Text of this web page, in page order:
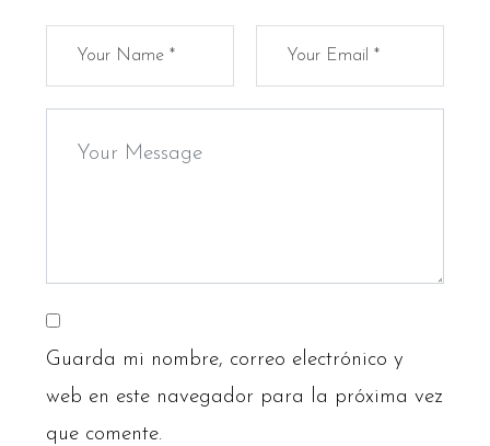
Guarda mi nombre, correo electrónico y
web en este navegador para la próxima vez
que comente.